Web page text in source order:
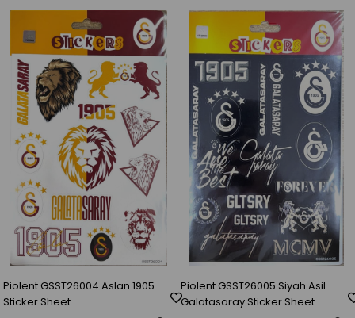
Piolent GSST26004 Aslan 1905
Sticker Sheet
Piolent GSST26005 Siyah Asil
Galatasaray Sticker Sheet